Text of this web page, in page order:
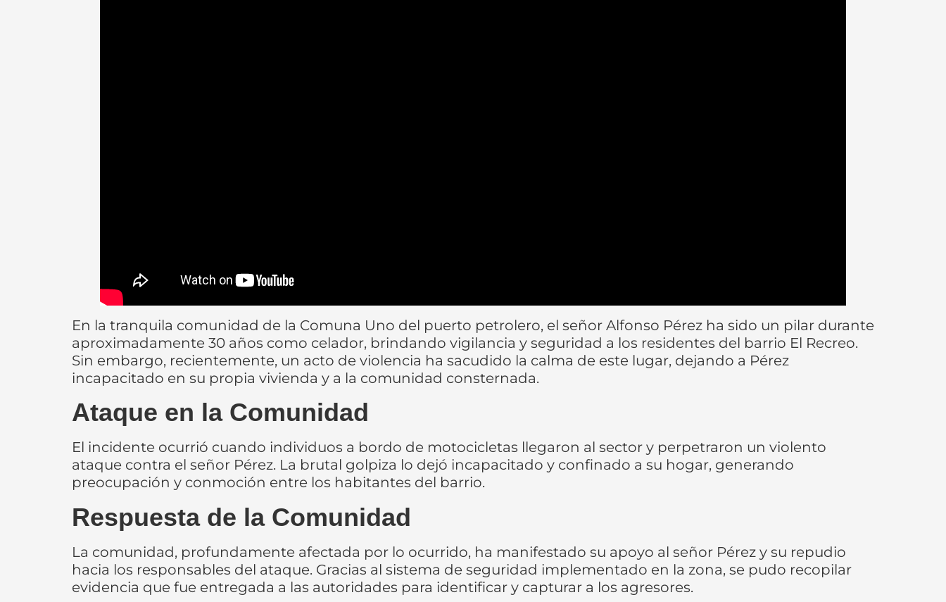
En la tranquila comunidad de la Comuna Uno del puerto petrolero, el señor Alfonso Pérez ha sido un pilar durante
aproximadamente 30 años como celador, brindando vigilancia y seguridad a los residentes del barrio El Recreo.
Sin embargo, recientemente, un acto de violencia ha sacudido la calma de este lugar, dejando a Pérez
incapacitado en su propia vivienda y a la comunidad consternada.
Ataque en la Comunidad
El incidente ocurrió cuando individuos a bordo de motocicletas llegaron al sector y perpetraron un violento
ataque contra el señor Pérez. La brutal golpiza lo dejó incapacitado y confinado a su hogar, generando
preocupación y conmoción entre los habitantes del barrio.
Respuesta de la Comunidad
La comunidad, profundamente afectada por lo ocurrido, ha manifestado su apoyo al señor Pérez y su repudio
hacia los responsables del ataque. Gracias al sistema de seguridad implementado en la zona, se pudo recopilar
evidencia que fue entregada a las autoridades para identificar y capturar a los agresores.